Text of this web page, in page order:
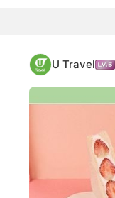
U Travel